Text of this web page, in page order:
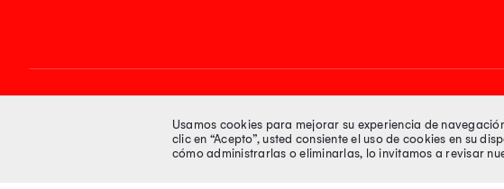
Síguenos en Medios de
Usamos cookies para mejorar su experiencia de
clic en “Acepto”, usted consiente el uso de cookies en su
cómo administrarlas o eliminarlas, lo invitamos a revisar